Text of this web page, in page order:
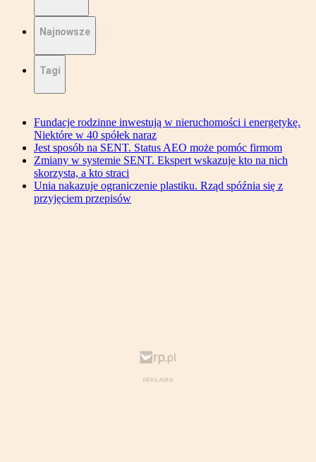
Najnowsze
Tagi
Fundacje rodzinne inwestują w nieruchomości i energetykę.
Niektóre w 40 spółek naraz
Jest sposób na SENT. Status AEO może pomóc firmom
Zmiany w systemie SENT. Ekspert wskazuje kto na nich
skorzysta, a kto straci
Unia nakazuje ograniczenie plastiku. Rząd spóźnia się z
przyjęciem przepisów